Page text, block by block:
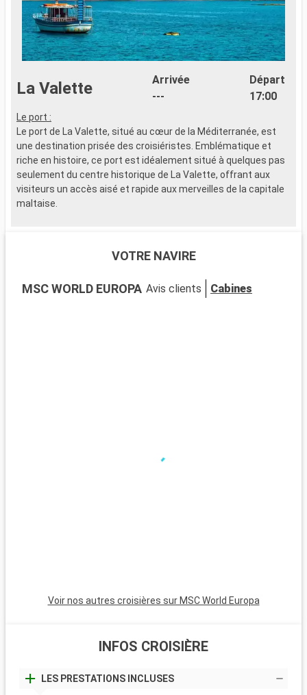
La Valette
Arrivée
---
Départ
17:00
Le port :
Le port de La Valette, situé au cœur de la Méditerranée, est
une destination prisée des croisiéristes. Emblématique et
riche en histoire, ce port est idéalement situé à quelques pas
seulement du centre historique de La Valette, offrant aux
visiteurs un accès aisé et rapide aux merveilles de la capitale
maltaise.
cité d'art et d'histoire. Explorez la co-cathédrale Saint-Jean,
l'histoire chevaleresque de Malte. Les jardins d'Upper Barrakka
Dingli offrent des panoramas naturels époustouflants. Pour
VOTRE NAVIRE
MSC WORLD EUROPA Avis clients Cabines
Voir nos autres croisières sur MSC World Europa
INFOS CROISIÈRE
LES PRESTATIONS INCLUSES